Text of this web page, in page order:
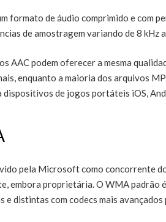
formato de áudio comprimido e com
de amostragem variando de 8 kHz
AAC podem oferecer a mesma
enquanto a maioria dos arquivos
dispositivos de jogos portáteis iOS,
pela Microsoft como concorrente
embora proprietária. O WMA padrão
e distintas com codecs mais